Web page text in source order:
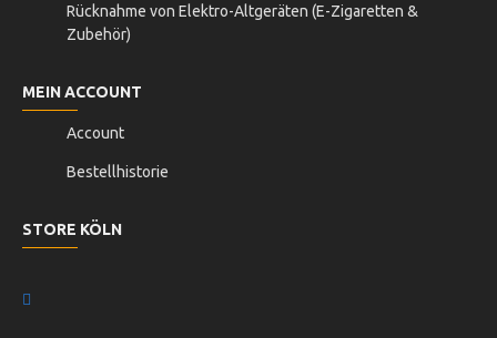
Rücknahme von Elektro-Altgeräten (E-Zigaretten &
Zubehör)
MEIN ACCOUNT
Account
Bestellhistorie
STORE KÖLN